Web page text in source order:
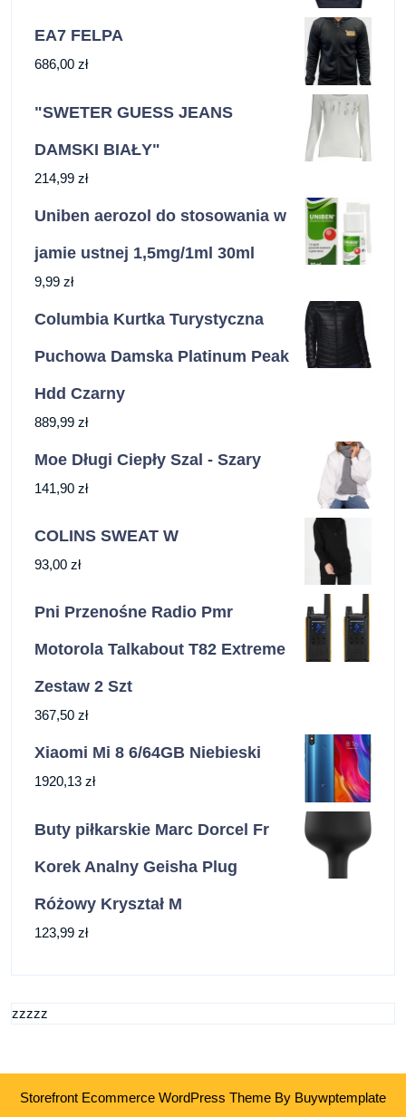
EA7 FELPA
686,00 zł
"SWETER GUESS JEANS
DAMSKI BIAŁY"
214,99 zł
Uniben aerozol do stosowania w
jamie ustnej 1,5mg/1ml 30ml
9,99 zł
Columbia Kurtka Turystyczna
Puchowa Damska Platinum Peak
Hdd Czarny
889,99 zł
Moe Długi Ciepły Szal - Szary
141,90 zł
COLINS SWEAT W
93,00 zł
Pni Przenośne Radio Pmr
Motorola Talkabout T82 Extreme
Zestaw 2 Szt
367,50 zł
Xiaomi Mi 8 6/64GB Niebieski
1920,13 zł
Buty piłkarskie Marc Dorcel Fr
Korek Analny Geisha Plug
Różowy Kryształ M
123,99 zł
zzzzz
Storefront Ecommerce WordPress Theme By Buywptemplate